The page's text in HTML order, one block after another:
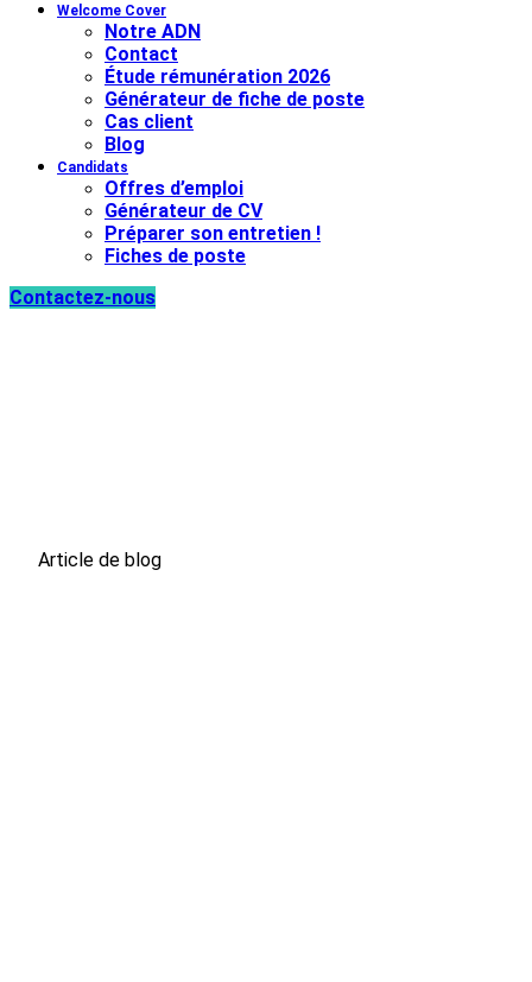
Welcome Cover
Notre ADN
Contact
Étude rémunération 2026
Générateur de fiche de poste
Cas client
Blog
Candidats
Offres d’emploi
Générateur de CV
Préparer son entretien !
Fiches de poste
Contactez-nous
Article de blog